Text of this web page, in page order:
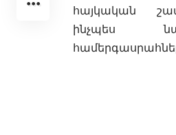
հայկական
ինչպես